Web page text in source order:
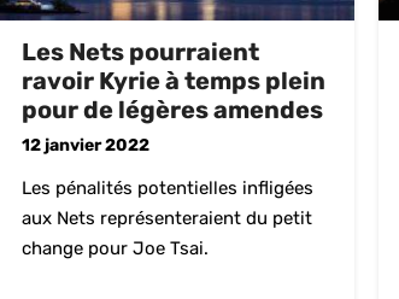
Les Nets pourraient
ravoir Kyrie à temps plein
pour de légères amendes
12 janvier 2022
Les pénalités potentielles infligées
aux Nets représenteraient du petit
change pour Joe Tsai.